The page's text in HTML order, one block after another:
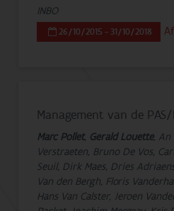
INBO
26/10/2015 - 31/10/2018
Management van de
Marc Pollet, Gerald Louette, An
Verstraeten, Bruno De Vos,
Seuil, Dirk Maes, Dries
Van den Bergh, Floris
Hans Van Calster, Jeroen